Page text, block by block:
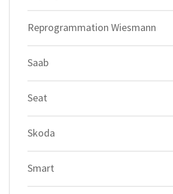
Reprogrammation Wiesmann
Saab
Seat
Skoda
Smart